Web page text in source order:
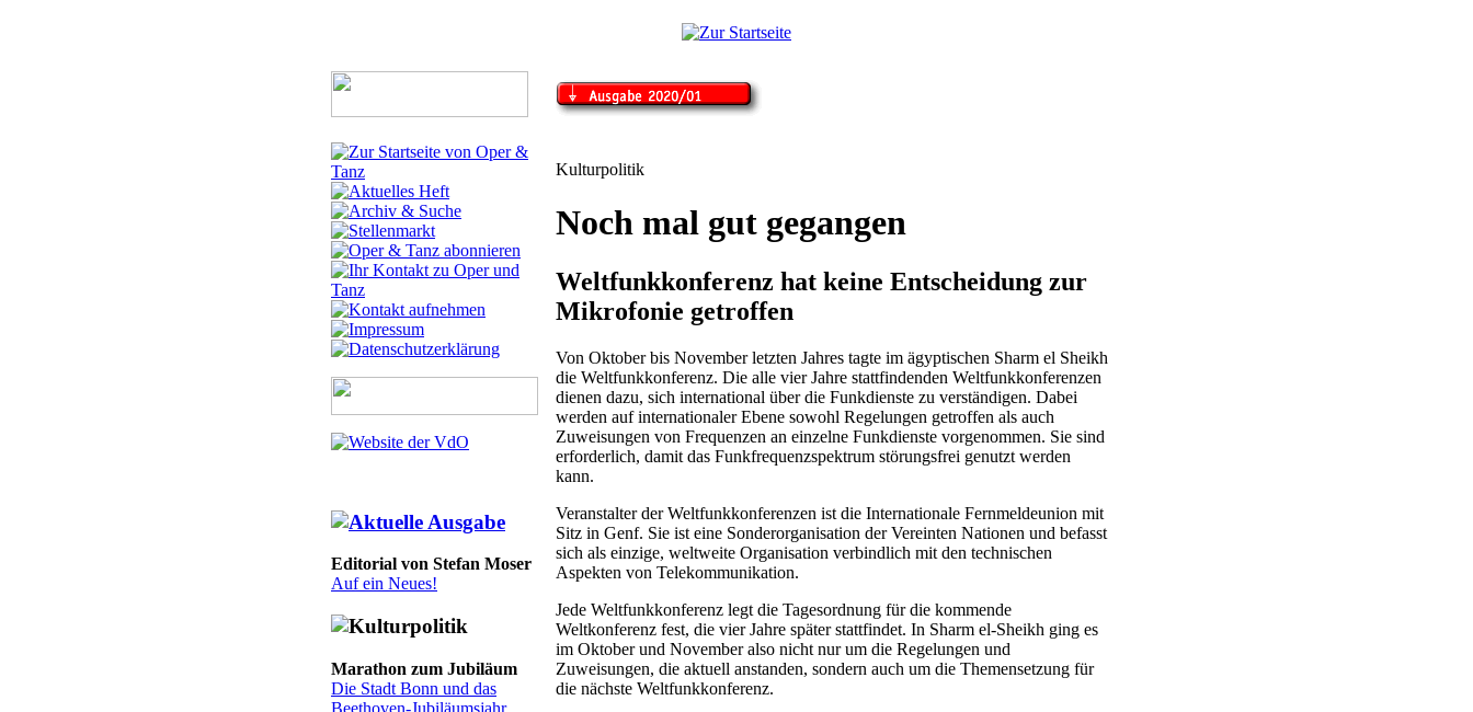
Editorial von Stefan Moser
Auf ein Neues!
Marathon zum Jubiläum
Die Stadt Bonn und das
Beethoven-Jubiläumsjahr
Kulturpolitik
Noch mal gut gegangen
Weltfunkkonferenz hat keine Entscheidung zur
Mikrofonie getroffen
Von Oktober bis November letzten Jahres tagte im ägyptischen Sharm el Sheikh
die Weltfunkkonferenz. Die alle vier Jahre stattfindenden Weltfunkkonferenzen
dienen dazu, sich international über die Funkdienste zu verständigen. Dabei
werden auf internationaler Ebene sowohl Regelungen getroffen als auch
Zuweisungen von Frequenzen an einzelne Funkdienste vorgenommen. Sie sind
erforderlich, damit das Funkfrequenzspektrum störungsfrei genutzt werden
kann.
Veranstalter der Weltfunkkonferenzen ist die Internationale Fernmeldeunion mit
Sitz in Genf. Sie ist eine Sonderorganisation der Vereinten Nationen und befasst
sich als einzige, weltweite Organisation verbindlich mit den technischen
Aspekten von Telekommunikation.
Jede Weltfunkkonferenz legt die Tagesordnung für die kommende
Weltkonferenz fest, die vier Jahre später stattfindet. In Sharm el-Sheikh ging es
im Oktober und November also nicht nur um die Regelungen und
Zuweisungen, die aktuell anstanden, sondern auch um die Themensetzung für
die nächste Weltfunkkonferenz.